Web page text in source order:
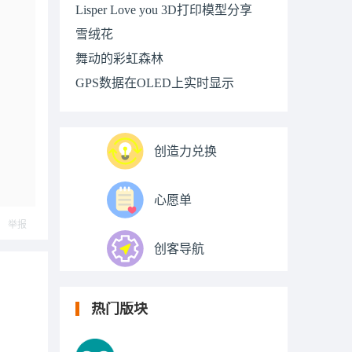
举报
Lisper Love you 3D打印模型分享
雪绒花
舞动的彩虹森林
GPS数据在OLED上实时显示
创造力兑换
心愿单
创客导航
热门版块